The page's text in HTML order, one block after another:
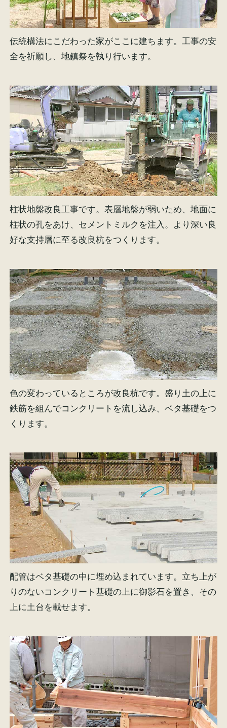
伝統構法にこだわった家がここに建ちます。工事の安
全を祈願し、地鎮祭を執り行います。
柱状地盤改良工事です。表層地盤が弱いため、地面に
柱状の孔をあけ、セメントミルクを注入。より深い良
好な支持層に至る改良杭をつくります。
色の変わっているところが改良杭です。盛り土の上に
鉄筋を組んでコンクリートを流し込み、ベタ基礎をつ
くります。
配管はベタ基礎の中に埋め込まれています。立ち上が
りのないコンクリート基礎の上に御影石を置き、その
上に土台を載せます。